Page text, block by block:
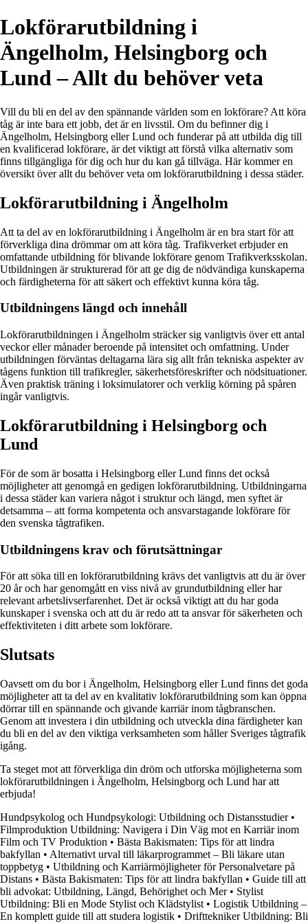
Lokförarutbildning i
Ängelholm, Helsingborg och
Lund – Allt du behöver veta
Vill du bli en del av den spännande världen som en lokförare? Att köra
tåg är inte bara ett jobb, det är en livsstil. Om du befinner dig i
Ängelholm, Helsingborg eller Lund och funderar på att utbilda dig till
en kvalificerad lokförare, är det viktigt att förstå vilka alternativ som
finns tillgängliga för dig och hur du kan gå tillväga. Här kommer en
översikt över allt du behöver veta om lokförarutbildning i dessa städer.
Lokförarutbildning i Ängelholm
Att ta del av en lokförarutbildning i Ängelholm är en bra start för att
förverkliga dina drömmar om att köra tåg. Trafikverket erbjuder en
omfattande utbildning för blivande lokförare genom Trafikverksskolan.
Utbildningen är strukturerad för att ge dig de nödvändiga kunskaperna
och färdigheterna för att säkert och effektivt kunna köra tåg.
Utbildningens längd och innehåll
Lokförarutbildningen i Ängelholm sträcker sig vanligtvis över ett antal
veckor eller månader beroende på intensitet och omfattning. Under
utbildningen förväntas deltagarna lära sig allt från tekniska aspekter av
tågens funktion till trafikregler, säkerhetsföreskrifter och nödsituationer.
Även praktisk träning i loksimulatorer och verklig körning på spåren
ingår vanligtvis.
Lokförarutbildning i Helsingborg och
Lund
För de som är bosatta i Helsingborg eller Lund finns det också
möjligheter att genomgå en gedigen lokförarutbildning. Utbildningarna
i dessa städer kan variera något i struktur och längd, men syftet är
detsamma – att forma kompetenta och ansvarstagande lokförare för
den svenska tågtrafiken.
Utbildningens krav och förutsättningar
För att söka till en lokförarutbildning krävs det vanligtvis att du är över
20 år och har genomgått en viss nivå av grundutbildning eller har
relevant arbetslivserfarenhet. Det är också viktigt att du har goda
kunskaper i svenska och att du är redo att ta ansvar för säkerheten och
effektiviteten i ditt arbete som lokförare.
Slutsats
Oavsett om du bor i Ängelholm, Helsingborg eller Lund finns det goda
möjligheter att ta del av en kvalitativ lokförarutbildning som kan öppna
dörrar till en spännande och givande karriär inom tågbranschen.
Genom att investera i din utbildning och utveckla dina färdigheter kan
du bli en del av den viktiga verksamheten som håller Sveriges tågtrafik
igång.
Ta steget mot att förverkliga din dröm och utforska möjligheterna som
lokförarutbildningen i Ängelholm, Helsingborg och Lund har att
erbjuda!
Hundpsykolog och Hundpsykologi: Utbildning och Distansstudier•
Filmproduktion Utbildning: Navigera i Din Väg mot en Karriär inom
Film och TV Produktion • Bästa Bakismaten: Tips för att lindra
bakfyllan • Alternativt urval till läkarprogrammet – Bli läkare utan
toppbetyg • Utbildning och Karriärmöjligheter för Personalvetare på
Distans • Bästa Bakismaten: Tips för att lindra bakfyllan • Guide till att
bli advokat: Utbildning, Längd, Behörighet och Mer• Stylist
Utbildning: Bli en Mode Stylist och Klädstylist • Logistik Utbildning –
En komplett guide till att studera logistik • Drifttekniker Utbildning: Bli